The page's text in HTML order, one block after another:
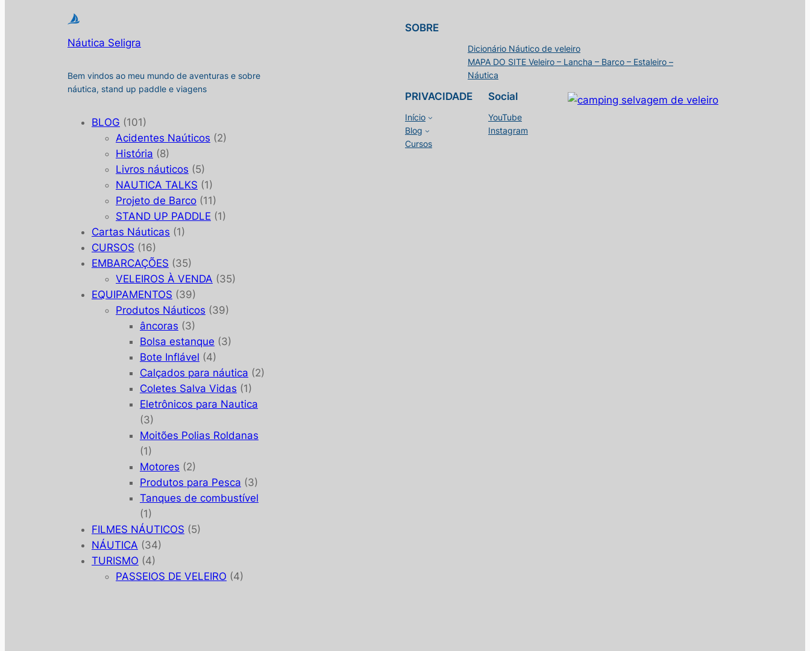
Náutica Seligra
Bem vindos ao meu mundo de aventuras e sobre
náutica, stand up paddle e viagens
BLOG (101)
Acidentes Naúticos (2)
História (8)
Livros náuticos (5)
NAUTICA TALKS (1)
Projeto de Barco (11)
STAND UP PADDLE (1)
Cartas Náuticas (1)
CURSOS (16)
EMBARCAÇÕES (35)
VELEIROS À VENDA (35)
EQUIPAMENTOS (39)
Produtos Náuticos (39)
âncoras (3)
Bolsa estanque (3)
Bote Inflável (4)
Calçados para náutica (2)
Coletes Salva Vidas (1)
Eletrônicos para Nautica
(3)
Moitões Polias Roldanas
(1)
Motores (2)
Produtos para Pesca (3)
Tanques de combustível
(1)
FILMES NÁUTICOS (5)
NÁUTICA (34)
TURISMO (4)
PASSEIOS DE VELEIRO (4)
SOBRE
Dicionário Náutico de veleiro
MAPA DO SITE Veleiro – Lancha – Barco – Estaleiro –
Náutica
PRIVACIDADE
Início
Blog
Cursos
Social
YouTube
Instagram